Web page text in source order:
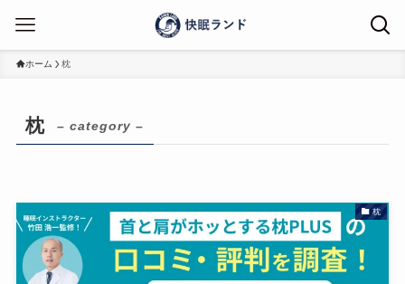
ホーム 枕
枕 – category –
枕